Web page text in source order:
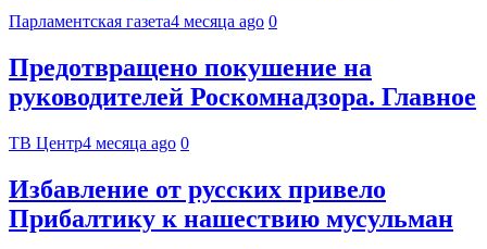
Парламентская газета4 месяца ago 0
Предотвращено покушение на
руководителей Роскомнадзора. Главное
ТВ Центр4 месяца ago 0
Избавление от русских привело
Прибалтику к нашествию мусульман